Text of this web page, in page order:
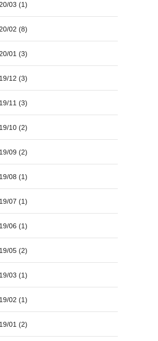
03 (1)
02 (8)
01 (3)
12 (3)
11 (3)
10 (2)
09 (2)
08 (1)
07 (1)
06 (1)
05 (2)
03 (1)
02 (1)
01 (2)